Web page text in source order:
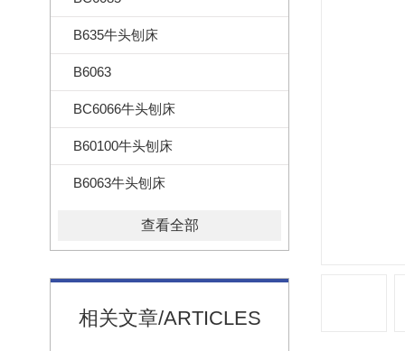
B635牛头刨床
B6063
BC6066牛头刨床
B60100牛头刨床
B6063牛头刨床
查看全部
相关文章/ARTICLES